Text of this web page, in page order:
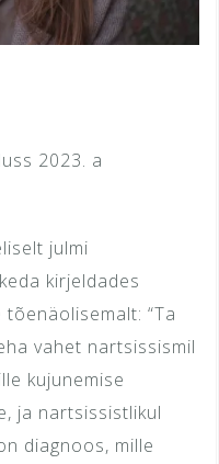
2023. a
julmi
kirjeldades
“Ta
vahet nartsissismil
kujunemise
ja nartsissistlikul
diagnoos, mille